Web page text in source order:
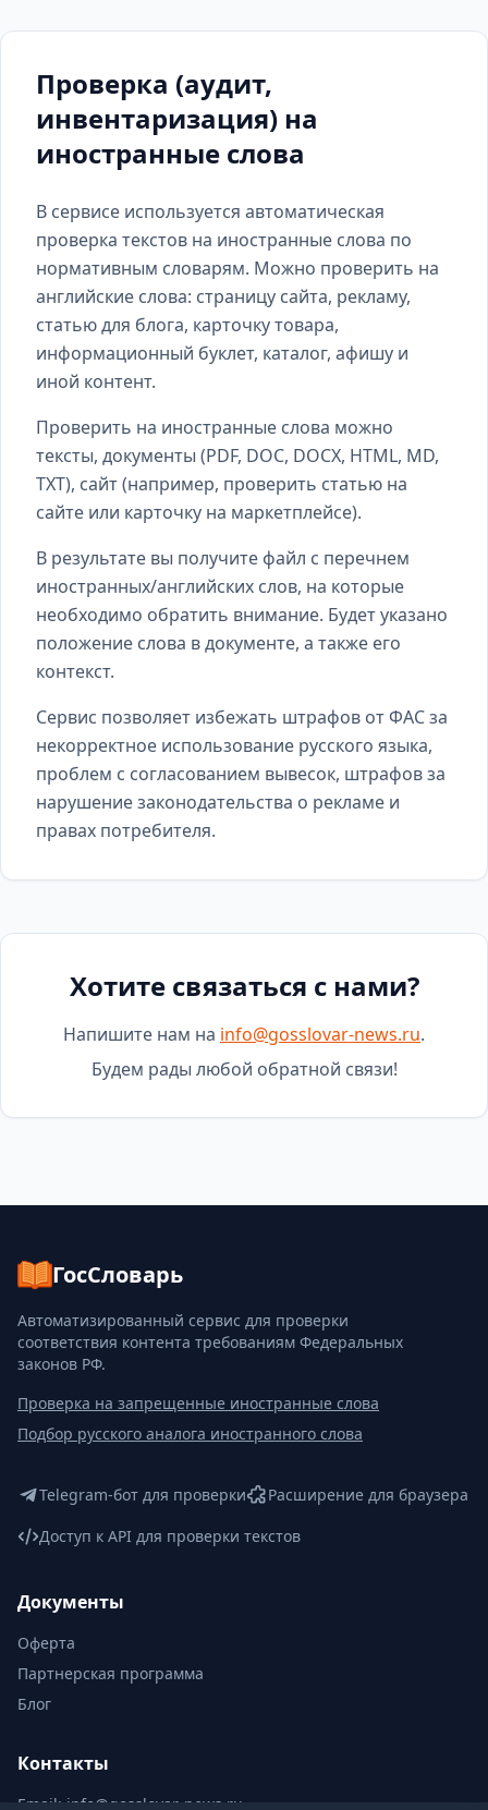
Проверка (аудит,
инвентаризация) на
иностранные слова
В сервисе используется автоматическая
проверка текстов на иностранные слова по
нормативным словарям. Можно проверить на
английские слова: страницу сайта, рекламу,
статью для блога, карточку товара,
информационный буклет, каталог, афишу и
иной контент.
Проверить на иностранные слова можно
тексты, документы (PDF, DOC, DOCX, HTML, MD,
TXT), сайт (например, проверить статью на
сайте или карточку на маркетплейсе).
В результате вы получите файл с перечнем
иностранных/английских слов, на которые
необходимо обратить внимание. Будет указано
положение слова в документе, а также его
контекст.
Сервис позволяет избежать штрафов от ФАС за
некорректное использование русского языка,
проблем с согласованием вывесок, штрафов за
нарушение законодательства о рекламе и
правах потребителя.
Хотите связаться с нами?
Напишите нам на info@gosslovar-news.ru.
Будем рады любой обратной связи!
ГосСловарь
Автоматизированный сервис для проверки
соответствия контента требованиям Федеральных
законов РФ.
Проверка на запрещенные иностранные слова
Подбор русского аналога иностранного слова
Telegram-бот для проверки
Расширение для браузера
Доступ к API для проверки текстов
Документы
Оферта
Партнерская программа
Блог
Контакты
Email: info@gosslovar-news.ru